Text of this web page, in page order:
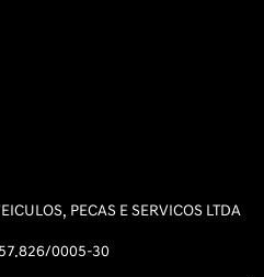
PECAS E SERVICOS LTDA
0005-30